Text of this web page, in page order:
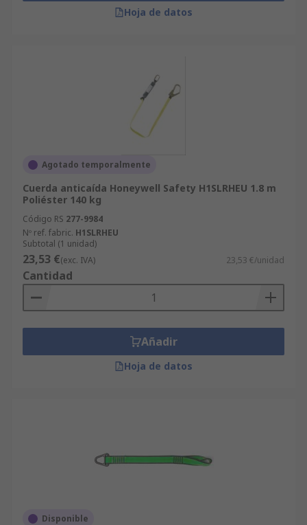
Hoja de datos
Agotado temporalmente
Cuerda anticaída Honeywell Safety H1SLRHEU 1.8 m
Poliéster 140 kg
Código RS 277-9984
Nº ref. fabric. H1SLRHEU
Subtotal (1 unidad)
23,53 €(exc. IVA) 23,53 €/unidad
Cantidad
Añadir
Hoja de datos
Disponible